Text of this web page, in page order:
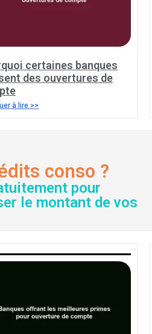
certaines banques
des ouvertures de
à lire >>
conso ?
pour
le montant de vos